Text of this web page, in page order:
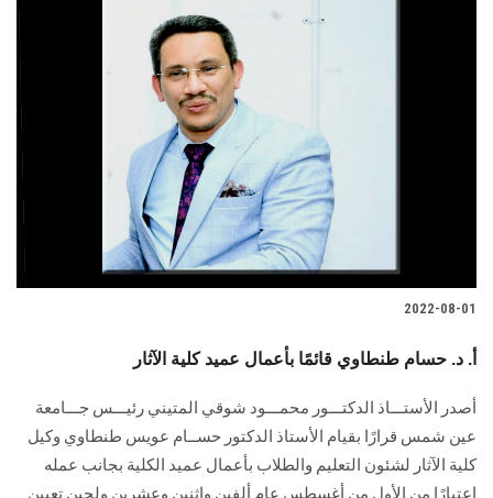
2022-08-01
أ. د. حسام طنطاوي قائمًا بأعمال عميد كلية الآثار
أصدر الأستـــاذ الدكتـــور محمـــود شوقي المتيني رئيـــس جـــامعة
عين شمس قرارًا بقيام الأستاذ الدكتور حســام عويس طنطاوي وكيل
كلية الآثار لشئون التعليم والطلاب بأعمال عميد الكلية بجانب عمله
اعتبارًا من الأول من أغسطس عام ألفين واثنين وعشرين ولحين تعيين